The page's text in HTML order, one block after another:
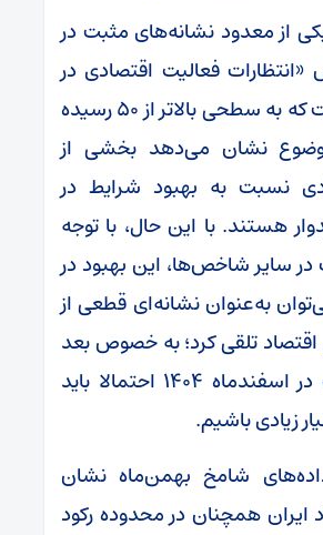
از معدود نشانه‌های مثبت در
فعالیت اقتصادی در
ماه آینده» است که به سطحی بالاتر از ۵۰ رسیده
نشان می‌دهد بخشی از
نسبت به بهبود شرایط در
هستند. با این حال، با توجه
سایر شاخص‌ها، این بهبود در
به‌عنوان نشانه‌ای قطعی از
اقتصاد تلقی کرد؛ به خصوص بعد
از شروع جنگ در اسفندماه ۱۴۰۴ احتمالا باید
زیادی باشیم.
شامخ بهمن‌ماه نشان
ایران همچنان در محدوده رکود